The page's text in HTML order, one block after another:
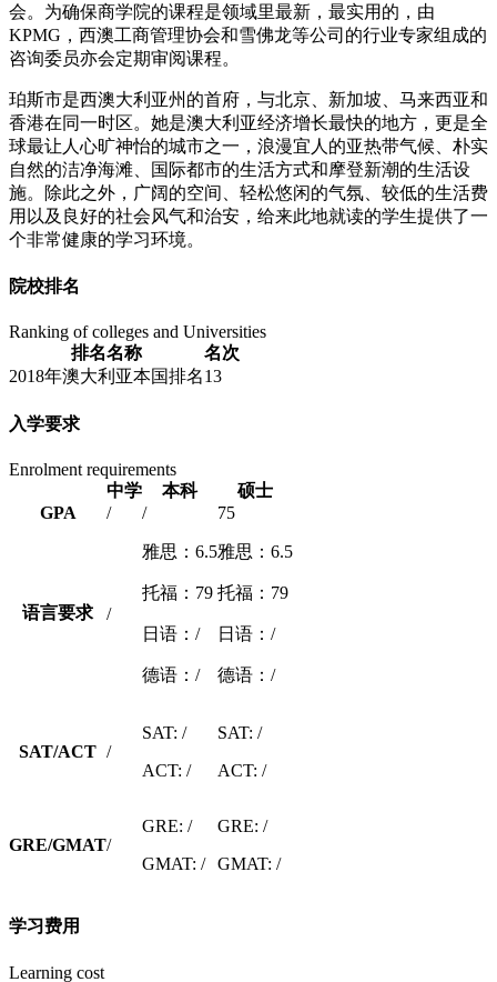
会。为确保商学院的课程是领域里最新，最实用的，由
KPMG，西澳工商管理协会和雪佛龙等公司的行业专家组成的
咨询委员亦会定期审阅课程。
珀斯市是西澳大利亚州的首府，与北京、新加坡、马来西亚和
香港在同一时区。她是澳大利亚经济增长最快的地方，更是全
球最让人心旷神怡的城市之一，浪漫宜人的亚热带气候、朴实
自然的洁净海滩、国际都市的生活方式和摩登新潮的生活设
施。除此之外，广阔的空间、轻松悠闲的气氛、较低的生活费
用以及良好的社会风气和治安，给来此地就读的学生提供了一
个非常健康的学习环境。
院校排名
Ranking of colleges and Universities
排名名称
名次
2018年澳大利亚本国排名13
入学要求
Enrolment requirements
中学
本科
硕士
GPA
/ / 75
语言要求 /
雅思：6.5
托福：79
日语：/
德语：/
雅思：6.5
托福：79
日语：/
德语：/
SAT/ACT /
SAT: /
ACT: /
SAT: /
ACT: /
GRE/GMAT/
GRE: /
GMAT: /
GRE: /
GMAT: /
学习费用
Learning cost